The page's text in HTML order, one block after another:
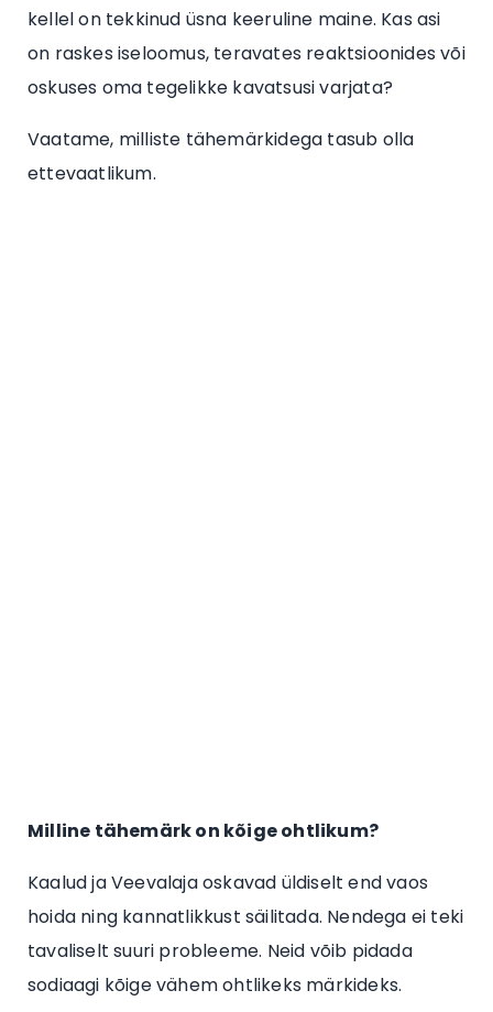
kellel on tekkinud üsna keeruline maine. Kas asi
on raskes iseloomus, teravates reaktsioonides või
oskuses oma tegelikke kavatsusi varjata?
Vaatame, milliste tähemärkidega tasub olla
ettevaatlikum.
Milline tähemärk on kõige ohtlikum?
Kaalud ja Veevalaja oskavad üldiselt end vaos
hoida ning kannatlikkust säilitada. Nendega ei teki
tavaliselt suuri probleeme. Neid võib pidada
sodiaagi kõige vähem ohtlikeks märkideks.